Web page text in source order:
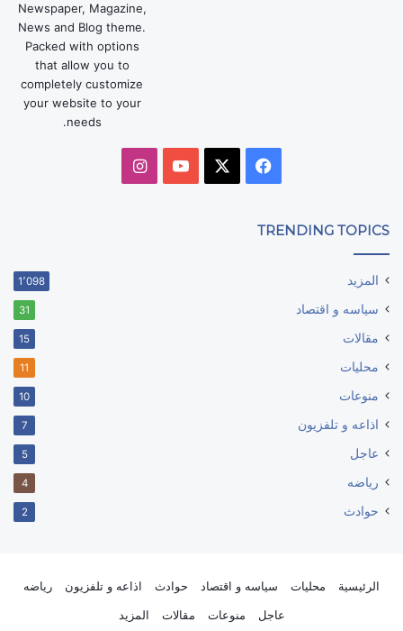
Newspaper, Magazine,
News and Blog theme.
Packed with options
that allow you to
completely customize
your website to your
needs.
فيسبوك ‫YouTubeانستقرام
TRENDING TOPICS
المزيد 1٬098
سياسه و اقتصاد 31
مقالات 15
محليات 11
منوعات 10
اذاعه و تلفزيون 7
عاجل 5
رياضه 4
حوادث 2
الرئيسية محليات سياسه و اقتصاد حوادث اذاعه و تلفزيون
رياضه
عاجل
منوعات مقالات المزيد